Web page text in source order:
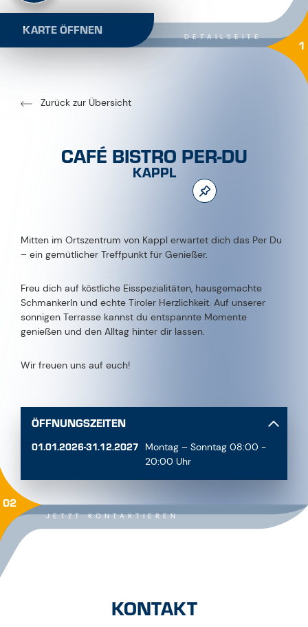
KARTE ÖFFNEN DETAILSEITE 1
Zurück zur Übersicht
CAFÉ BISTRO PER-DU
KAPPL
Mitten im Ortszentrum von Kappl erwartet dich das Per Du
– ein gemütlicher Treffpunkt für Genießer.
Freu dich auf köstliche Eisspezialitäten, hausgemachte
Schmankerln und echte Tiroler Herzlichkeit. Auf unserer
sonnigen Terrasse kannst du entspannte Momente
genießen und den Alltag hinter dir lassen.
Wir freuen uns auf euch!
ÖFFNUNGSZEITEN
01.01.2026-31.12.2027
Montag – Sonntag 08:00 -
20:00 Uhr
JETZT KONTAKTIEREN
02
KONTAKT